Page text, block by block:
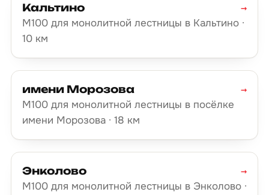
Кальтино
М100 для монолитной лестницы в Кальтино ·
10 км
→
имени Морозова
М100 для монолитной лестницы в посёлке
имени Морозова · 18 км
→
Энколово
М100 для монолитной лестницы в Энколово ·
→